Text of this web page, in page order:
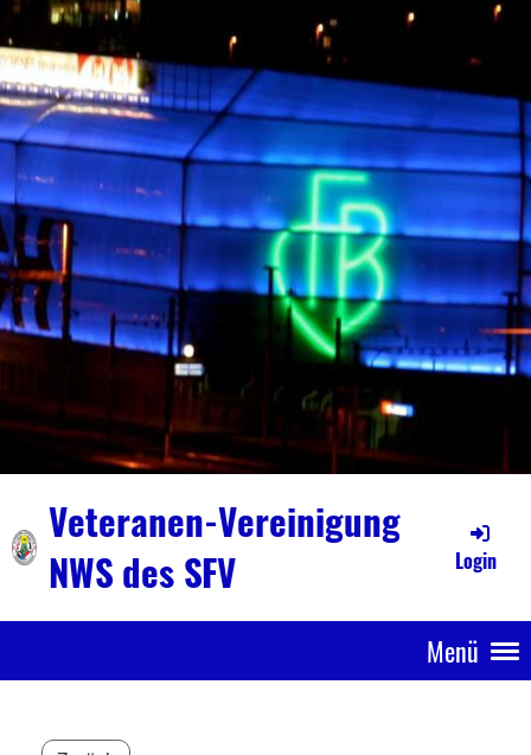
Veteranen-Vereinigung
NWS des SFV
Login
Menü